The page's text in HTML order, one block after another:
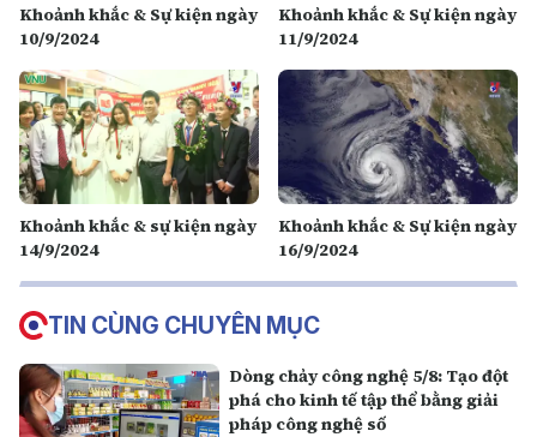
Khoảnh khắc & Sự kiện ngày
10/9/2024
Khoảnh khắc & Sự kiện ngày
11/9/2024
Khoảnh khắc & sự kiện ngày
14/9/2024
Khoảnh khắc & Sự kiện ngày
16/9/2024
TIN CÙNG CHUYÊN MỤC
Dòng chảy công nghệ 5/8: Tạo đột
phá cho kinh tế tập thể bằng giải
pháp công nghệ số